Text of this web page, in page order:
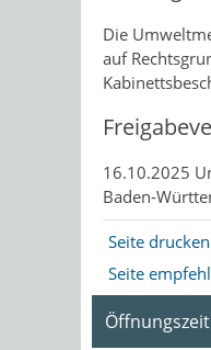
Die
auf
16.10.2025
Baden-
Seite drucken
Seite